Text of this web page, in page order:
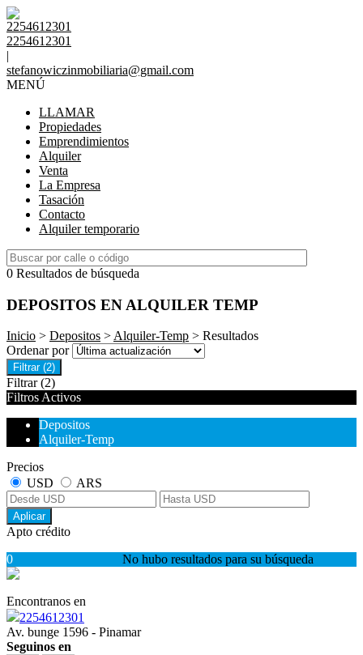
2254612301
2254612301
|
stefanowiczinmobiliaria@gmail.com
MENÚ
LLAMAR
Propiedades
Emprendimientos
Alquiler
Venta
La Empresa
Tasación
Contacto
Alquiler temporario
0 Resultados de búsqueda
DEPOSITOS EN ALQUILER TEMP
Inicio > Depositos >Alquiler-Temp > Resultados
Ordenar por
Filtrar (2)
Filtrar (2)
Filtros Activos
Depositos
Alquiler-Temp
Precios
USD
ARS
Aplicar
Apto crédito
No hubo resultados para su búsqueda
0
Encontranos en
2254612301
Av. bunge 1596 - Pinamar
Seguinos en